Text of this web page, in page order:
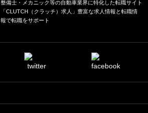
整備士・メカニック等の自動車業界に特化した転職サイト
「CLUTCH（クラッチ）求人」豊富な求人情報と転職情
報で転職をサポート